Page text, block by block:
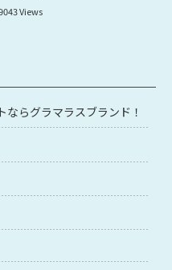
Views
らグラマラスブランド！